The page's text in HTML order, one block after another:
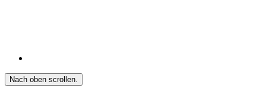
Nach oben scrollen.